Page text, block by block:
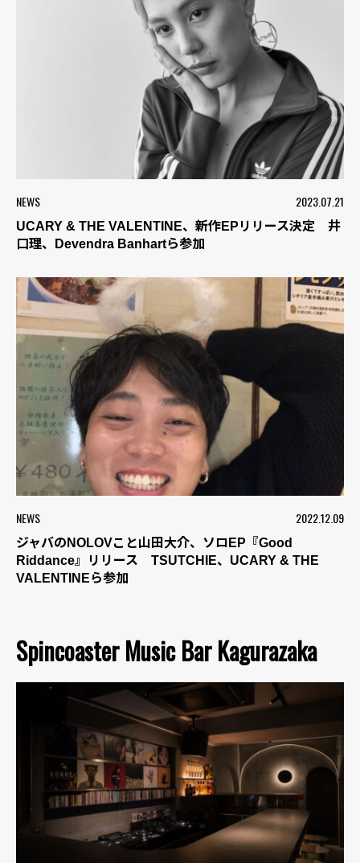
NEWS 2023.07.21
UCARY & THE VALENTINE、新作EPリリース決定 井
口理、Devendra Banhartら参加
NEWS 2022.12.09
ジャバのNOLOVこと山田大介、ソロEP『Good
Riddance』リリース TSUTCHIE、UCARY & THE
VALENTINEら参加
Spincoaster Music Bar Kagurazaka